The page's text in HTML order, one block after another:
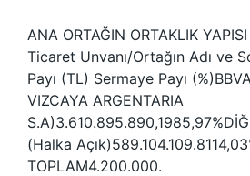
ANA ORTAĞIN ORTAKLIK
Ticaret Unvanı/Ortağın Adı ve
Payı (TL) Sermaye Payı
VIZCAYA ARGENTARIA
(Halka
TOPLAM4.200.000.